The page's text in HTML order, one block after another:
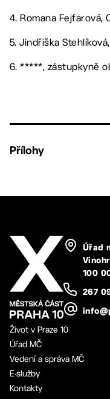
4. Romana Fejfarová,
5. Jindřiška
6. *****, zástupkyně
Přílohy
Úřad
100
267
Život v Praze 10
Úřad MČ
Vedení a správa MČ
E-služby
Kontakty